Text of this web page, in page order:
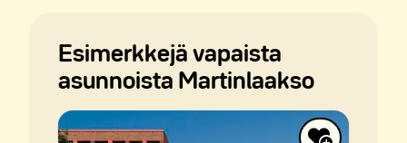
Esimerkkejä vapaista
asunnoista Martinlaakso